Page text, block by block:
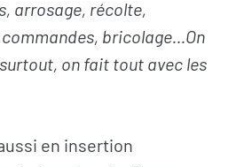
arrosage, récolte,
bricolage…On
on fait tout avec les
en insertion